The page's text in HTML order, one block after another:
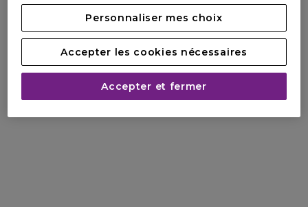
Personnaliser mes choix
Accepter les cookies nécessaires
Accepter et fermer